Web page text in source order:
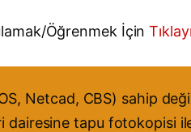
Öğrenmek İçin
Netcad, CBS) sahip
dairesine tapu fotokopisi